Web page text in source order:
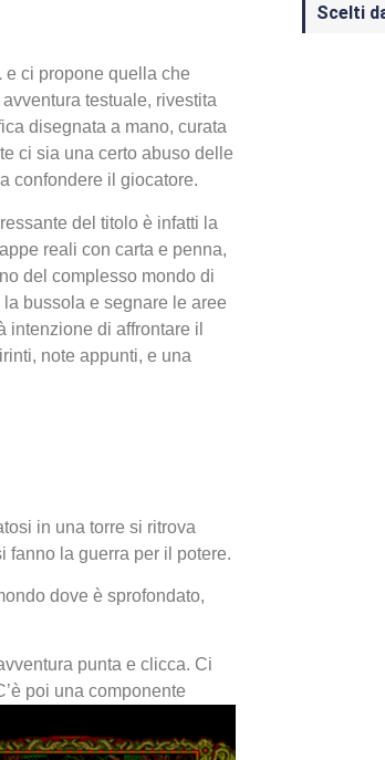
e ci propone quella che
testuale, rivestita
disegnata a mano, curata
ci sia una certo abuso delle
confondere il giocatore.
del titolo è infatti la
reali con carta e penna,
del complesso mondo di
bussola e segnare le aree
intenzione di affrontare il
note appunti, e una
in una torre si ritrova
fanno la guerra per il potere.
dove è sprofondato,
punta e clicca. Ci
poi una componente
Scelti